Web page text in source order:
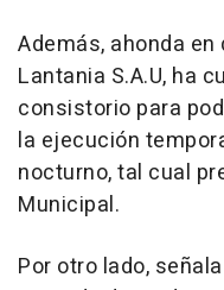
Además, ahonda
Lantania S.A.U, ha
consistorio para
la ejecución
nocturno, tal cual
Municipal.
Por otro lado,